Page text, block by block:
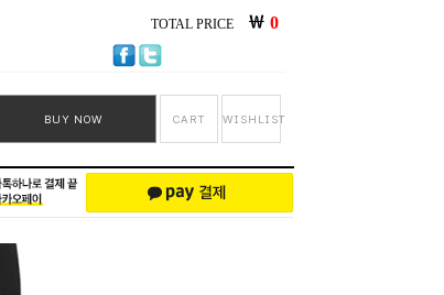
TOTAL PRICE ￦ 0
BUY NOW CART WISHLIST